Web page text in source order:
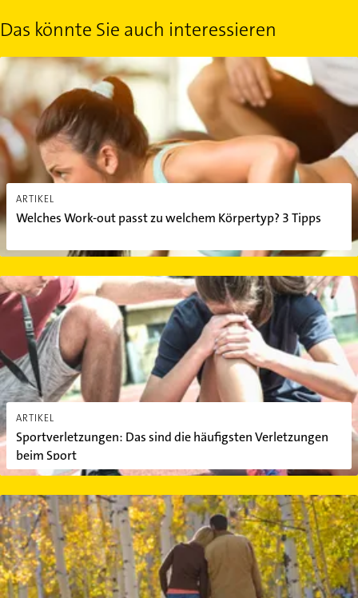
Das könnte Sie auch interessieren
ARTIKEL
Welches Work-out passt zu welchem Körpertyp? 3 Tipps
Welches Work-out passt zu welchem Körpertyp? 3 Tipps
ARTIKEL
Sportverletzungen: Das sind die häufigsten Verletzungen
beim Sport
Sportverletzungen: Das sind die häufigsten Verletzungen beim
Warum ein Waldspaziergang so gesund ist